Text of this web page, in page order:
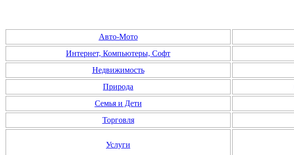
Авто-Мото
Интернет, Компьютеры, Софт
Недвижимость
Природа
Семья и Дети
Торговля
Услуги